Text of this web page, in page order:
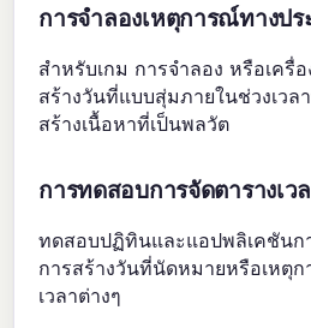
การจำลองเหตุการณ์ทางป
สำหรับเกม การจำลอง หรือเครื่
สร้างวันที่แบบสุ่มภายในช่วงเวล
สร้างเนื้อหาที่เป็นพลวัต
การทดสอบการจัดตารางเว
ทดสอบปฏิทินและแอปพลิเคชันกา
การสร้างวันที่นัดหมายหรือเหตุ
เวลาต่างๆ